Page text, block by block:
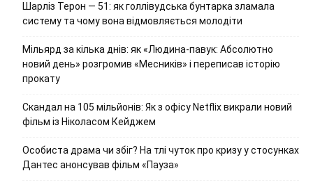
Шарліз Терон — 51: як голлівудська бунтарка зламала
систему та чому вона відмовляється молодіти
Мільярд за кілька днів: як «Людина-павук: Абсолютно
новий день» розгромив «Месників» і переписав історію
прокату
Скандал на 105 мільйонів: Як з офісу Netflix викрали новий
фільм із Ніколасом Кейджем
Особиста драма чи збіг? На тлі чуток про кризу у стосунках
Дантес анонсував фільм «Пауза»